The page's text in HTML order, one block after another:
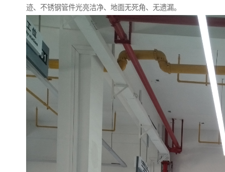
迹、不锈钢管件光亮洁净、地面无死角、无遗漏。